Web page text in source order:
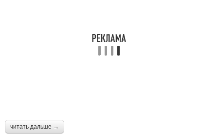
читать дальше →